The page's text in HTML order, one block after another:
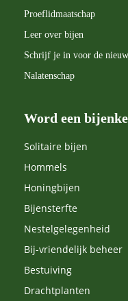
Proeflidmaatschap
Leer over bijen
Schrijf je in voor de
Nalatenschap
Word een
Solitaire bijen
Hommels
Honingbijen
Bijensterfte
Nestelgelegenheid
Bij-vriendelijk beheer
Bestuiving
Drachtplanten